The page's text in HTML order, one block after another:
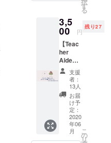
ためて
お送り
しま
す。
想いだ
と考え
す。 そ
んな
"Teach
er
Aide"
の想い
を形に
したア
イリボ
ン (藍リ
ボン・
愛リボ
ている
Teache
r Aide
Meeting
にご招
待しま
す。
SNS等
でミー
ティン
グの告
知をす
ること
はほぼ
ないの
択
す
る
3,5
00 円
残り27
【Teac
her
Aide
Laboオ
リジナ
ルロン
グTシャ
ツ】
Teache
r Aide
のオリ
ジナル
支援
者：
13人
お届
け予
定：
2020
年06
月
こ
の
リ